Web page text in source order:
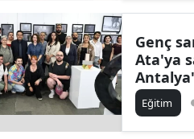
Genç
Ata'ya
sergi
Eğitim